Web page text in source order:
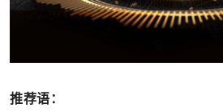
推荐语：